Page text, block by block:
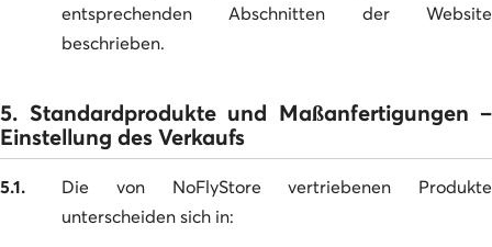
entsprechenden Abschnitten der Website
beschrieben.
5. Standardprodukte und Maßanfertigungen –
Einstellung des Verkaufs
5.1.
Die von NoFlyStore vertriebenen Produkte
unterscheiden sich in: